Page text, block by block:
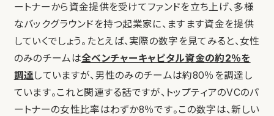
ートナーから資金提供を受けてファンドを立ち上げ、多様
なバックグラウンドを持つ起業家に、ますます資金を提供
していくでしょう。たとえば、実際の数字を見てみると、女性
のみのチームは全ベンチャーキャピタル資金の約2％を
調達していますが、男性のみのチームは約80％を調達し
ています。これと関連する話ですが、トップティアのVCのパ
ートナーの女性比率はわずか8％です。この数字は、新しい